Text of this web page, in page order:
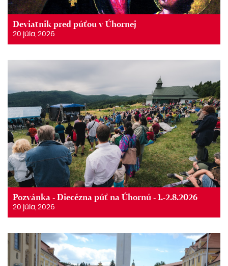
Deviatnik pred púťou v Úhornej
20 júla, 2026
Pozvánka - Diecézna púť na Úhornú - 1.-2.8.2026
20 júla, 2026